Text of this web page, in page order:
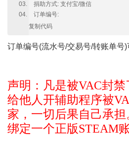
捐助方式: 支付宝/微信
订单编号:
复制代码
订单编号(流水号/交易号/转账单号
声明：凡是被VAC封
给他人开辅助程序被
家， 一切后果自己承
绑定一个正版STEAM